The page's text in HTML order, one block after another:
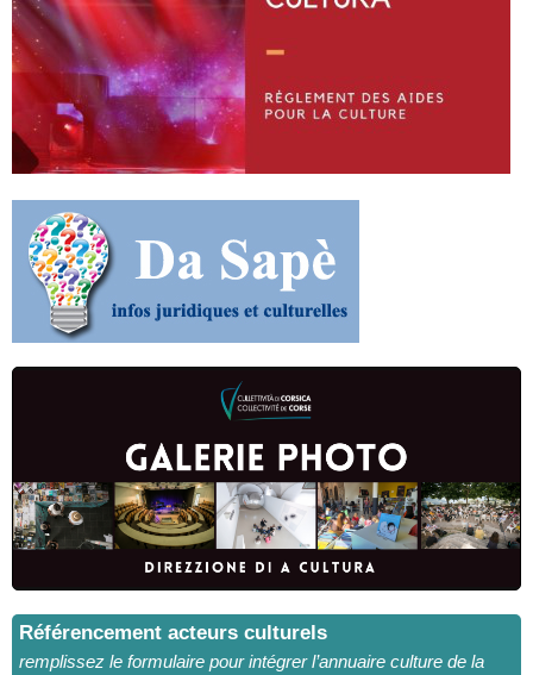
Référencement acteurs culturels
remplissez le formulaire pour intégrer l’annuaire culture de la